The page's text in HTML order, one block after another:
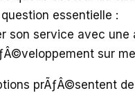
essentielle :
son service avec une
sur
prÃƒÂ©sentent